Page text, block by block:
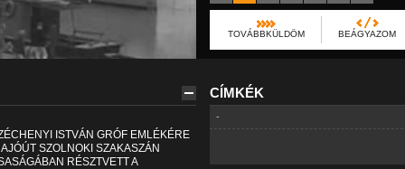
TOVÁBBKÜLDÖM BEÁGYAZOM
ISTVÁN GRÓF EMLÉKÉRE
SZOLNOKI SZAKASZÁN
RÉSZTVETT A
CÍMKÉK
-